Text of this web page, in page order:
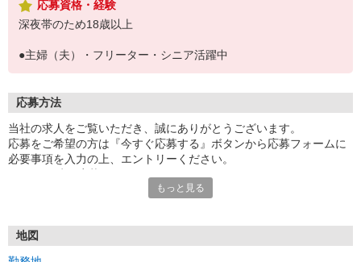
応募資格・経験
深夜帯のため18歳以上
●主婦（夫）・フリーター・シニア活躍中
応募方法
当社の求人をご覧いただき、誠にありがとうございます。
応募をご希望の方は『今すぐ応募する』ボタンから応募フォームに
必要事項を入力の上、エントリーください。
号」など
もっと見る
地図